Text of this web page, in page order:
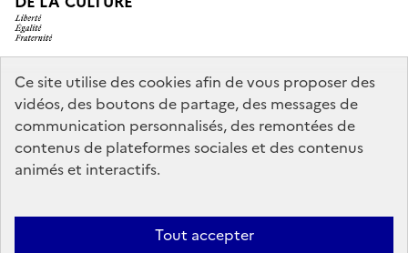
Ce site utilise des cookies afin de vous proposer des
vidéos, des boutons de partage, des messages de
communication personnalisés, des remontées de
contenus de plateformes sociales et des contenus
animés et interactifs.
Tout accepter
legifrance.gouv.fr
info.gouv.fr
service-public.gouv.fr
data.gouv.fr
Accessibilité : partiellement conforme
Politique générale de
Mentions légales